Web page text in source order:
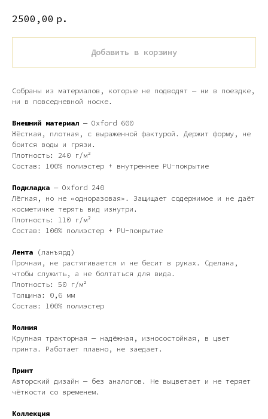
2500,00 р.
Добавить в корзину
Собраны из материалов, которые не подводят — ни в поездке,
ни в повседневной носке.
Внешний материал — Oxford 600
Жёсткая, плотная, с выраженной фактурой. Держит форму, не
боится воды и грязи.
Плотность: 240 г/м²
Состав: 100% полиэстер + внутреннее PU-покрытие
Подкладка — Oxford 240
Лёгкая, но не «одноразовая». Защищает содержимое и не даёт
косметичке терять вид изнутри.
Плотность: 110 г/м²
Состав: 100% полиэстер + PU-покрытие
Лента (ланъярд)
Прочная, не растягивается и не бесит в руках. Сделана,
чтобы служить, а не болтаться для вида.
Плотность: 50 г/м²
Толщина: 0,6 мм
Состав: 100% полиэстер
Молния
Крупная тракторная — надёжная, износостойкая, в цвет
принта. Работает плавно, не заедает.
Принт
Авторский дизайн — без аналогов. Не выцветает и не теряет
чёткости со временем.
Коллекция